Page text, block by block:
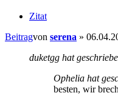
Zitat
Beitragvon serena »
duketgg hat
Ophelia hat
besten, wir